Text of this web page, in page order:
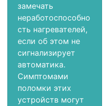
замечать
неработоспособно
сть нагревателей,
если об этом не
сигнализирует
автоматика.
Симптомами
поломки этих
устройств могут